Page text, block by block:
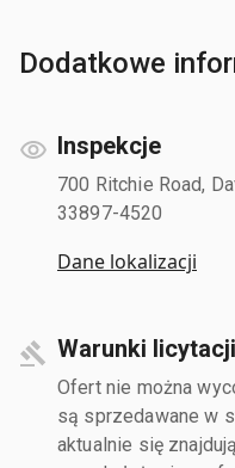
Dodatkowe
Inspekcje
700 Ritchie Road,
33897-4520
Dane lokalizacji
Warunki
Ofert nie można
są sprzedawane w
aktualnie się